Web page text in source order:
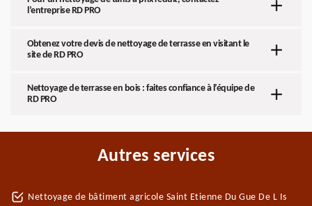
l’entreprise RD PRO
Obtenez votre devis de nettoyage de terrasse en visitant le
site de RD PRO
Nettoyage de terrasse en bois : faites confiance à l’équipe de
RD PRO
Autres services
Nettoyage de bâtiment agricole Saint Etienne Du Gue De L Is